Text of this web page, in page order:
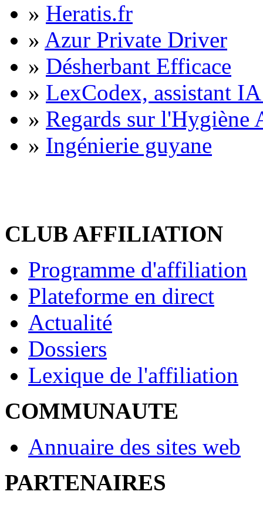
» Heratis.fr
» Azur Private Driver
» Désherbant Efficace
» LexCodex, assistant
» Regards sur l'Hygiène
» Ingénierie guyane
CLUB AFFILIATION
Programme d'affiliation
Plateforme en direct
Actualité
Dossiers
Lexique de l'affiliation
COMMUNAUTE
Annuaire des sites web
PARTENAIRES